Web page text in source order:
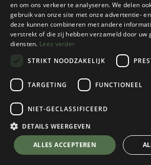
Ticket To The Moon
1-Persoons Hangmat
(320 x 155 cm)
Petrol Green
💬 Stel je vraag over dit
en om ons verkeer te analyseren. We delen
gebruik van onze site met onze advertentie-
deze kunnen combineren met andere
verstrekt of die zij hebben verzameld door uw
diensten. Lees verder
STRIKT NOODZAKELIJK
TARGETING FUNCTIONEEL
NIET-GECLASSIFICEERD
DETAILS WEERGEVEN
ALLES ACCEPTEREN